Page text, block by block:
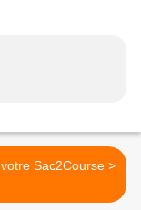
Gagner votre Sac2Course >